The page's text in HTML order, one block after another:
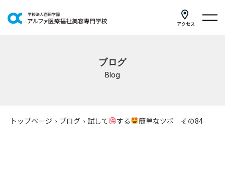
アクセス
ブログ
Blog
トップページ › ブログ › 試して する 簡単なツボ その84